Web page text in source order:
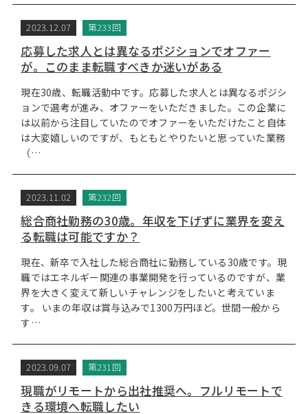
2023.12.07 第233回
応募した求人とは異なるポジションでオファー
が。このまま転職すべきか迷いがある
現在30歳、転職活動中です。応募した求人とは異なるポジシ
ョンで選考が進み、オファーをいただきました。この企業に
は以前から注目していたのでオファーをいただけたこと自体
は大変嬉しいのですが、もともとやりたいと思っていた業務
（…
2023.11.02 第232回
総合商社勤務の30歳。年収を下げずに業界を変え
る転職は可能ですか？
現在、新卒で入社した総合商社に勤務している30歳です。現
職ではエネルギー関連の事業開発を行っているのですが、業
界を大きく変えて新しいチャレンジをしたいと考えていま
す。 いまの年収は賞与込みで1300万円ほど。世間一般から
す…
2023.09.07 第231回
現職がリモートから出社推奨へ。フルリモートで
きる環境へ転職したい